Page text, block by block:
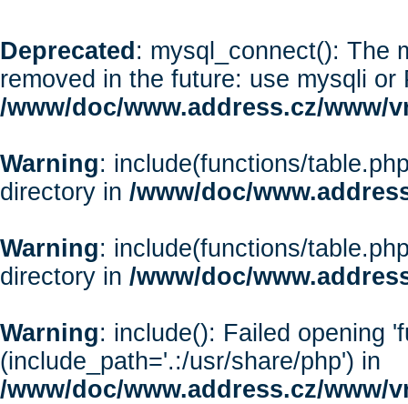
Deprecated : mysql_connect(): The
removed in the future: use mysqli or
/www/doc/www.address.cz/www/
Warning: include(functions/
directory in /www/doc/
Warning: include(functions/
directory in /www/doc/
Warning: include(): Failed opening
(include_path='.:/usr/share/php') in
/www/doc/www.address.cz/www/